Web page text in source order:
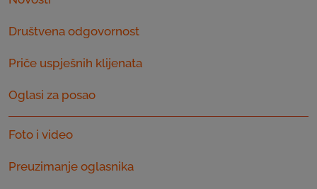
Društvena odgovornost
Priče uspješnih klijenata
Oglasi za posao
Foto i video
Preuzimanje oglasnika